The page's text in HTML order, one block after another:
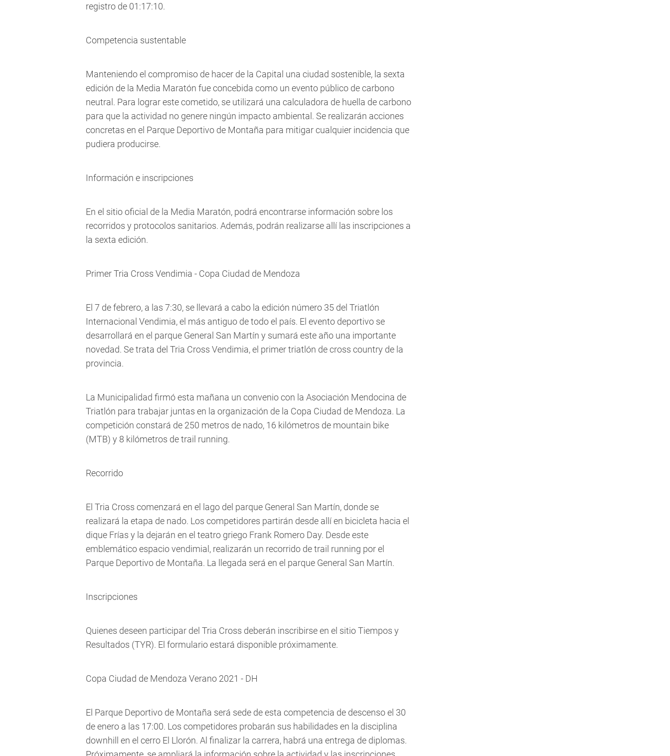
registro de 01:17:10.
Competencia sustentable
Manteniendo el compromiso de hacer de la Capital una ciudad sostenible, la sexta
edición de la Media Maratón fue concebida como un evento público de carbono
neutral. Para lograr este cometido, se utilizará una calculadora de huella de carbono
para que la actividad no genere ningún impacto ambiental. Se realizarán acciones
concretas en el Parque Deportivo de Montaña para mitigar cualquier incidencia que
pudiera producirse.
Información e inscripciones
En el sitio oficial de la Media Maratón, podrá encontrarse información sobre los
recorridos y protocolos sanitarios. Además, podrán realizarse allí las inscripciones a
la sexta edición.
Primer Tria Cross Vendimia - Copa Ciudad de Mendoza
El 7 de febrero, a las 7:30, se llevará a cabo la edición número 35 del Triatlón
Internacional Vendimia, el más antiguo de todo el país. El evento deportivo se
desarrollará en el parque General San Martín y sumará este año una importante
novedad. Se trata del Tria Cross Vendimia, el primer triatlón de cross country de la
provincia.
La Municipalidad firmó esta mañana un convenio con la Asociación Mendocina de
Triatlón para trabajar juntas en la organización de la Copa Ciudad de Mendoza. La
competición constará de 250 metros de nado, 16 kilómetros de mountain bike
(MTB) y 8 kilómetros de trail running.
Recorrido
El Tria Cross comenzará en el lago del parque General San Martín, donde se
realizará la etapa de nado. Los competidores partirán desde allí en bicicleta hacia el
dique Frías y la dejarán en el teatro griego Frank Romero Day. Desde este
emblemático espacio vendimial, realizarán un recorrido de trail running por el
Parque Deportivo de Montaña. La llegada será en el parque General San Martín.
Inscripciones
Quienes deseen participar del Tria Cross deberán inscribirse en el sitio Tiempos y
Resultados (TYR). El formulario estará disponible próximamente.
Copa Ciudad de Mendoza Verano 2021 - DH
El Parque Deportivo de Montaña será sede de esta competencia de descenso el 30
de enero a las 17:00. Los competidores probarán sus habilidades en la disciplina
downhill en el cerro El Llorón. Al finalizar la carrera, habrá una entrega de diplomas.